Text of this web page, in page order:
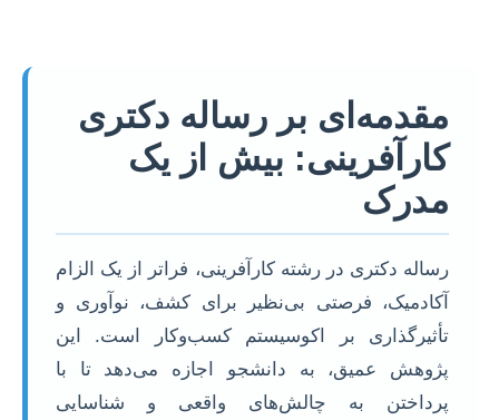
مقدمه‌ای بر رساله دکتری
کارآفرینی: بیش از یک
مدرک
رساله دکتری در رشته کارآفرینی، فراتر از یک الزام
آکادمیک، فرصتی بی‌نظیر برای کشف، نوآوری و
تأثیرگذاری بر اکوسیستم کسب‌وکار است. این
پژوهش عمیق، به دانشجو اجازه می‌دهد تا با
پرداختن به چالش‌های واقعی و شناسایی